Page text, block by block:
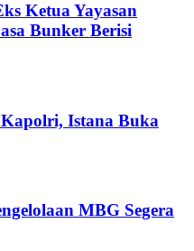
Ketua Yayasan
Bunker Berisi
Istana Buka
MBG Segera